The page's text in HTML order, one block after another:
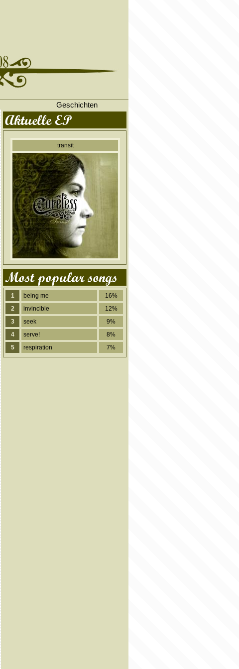
Geschichten
Aktuelle EP
transit
Most popular songs
1 being me
16%
2
invincible
12%
3
seek
9%
4
serve!
8%
5
respiration 7%